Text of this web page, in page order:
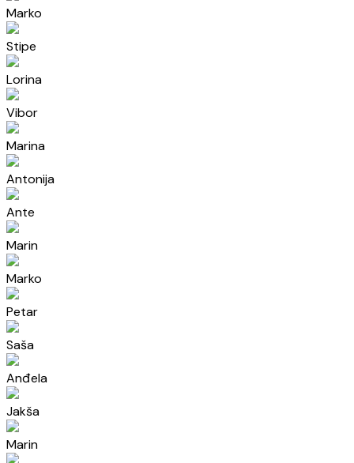
Marko
Stipe
Lorina
Vibor
Marina
Antonija
Ante
Marin
Marko
Petar
Saša
Anđela
Jakša
Marin